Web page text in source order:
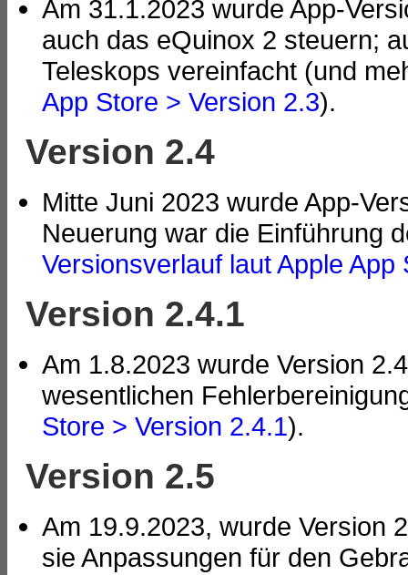
Am 31.1.2023 wurde App-
auch das eQuinox 2 steuern;
Teleskops vereinfacht (und
App Store > Version 2.3).
Version 2.4
Mitte Juni 2023 wurde App-
Neuerung war die Einführung
Versionsverlauf laut Apple App
Version 2.4.1
Am 1.8.2023 wurde Version
wesentlichen
Store > Version 2.4.1).
Version 2.5
Am 19.9.2023, wurde Version
sie Anpassungen für den